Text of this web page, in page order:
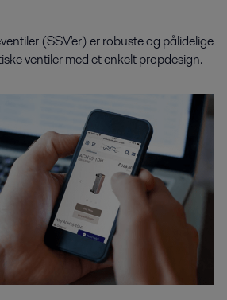
(SSV'er) er robuste og pålidelige
ventiler med et enkelt propdesign.